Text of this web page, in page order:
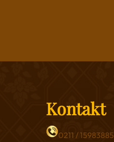
Kontakt
0211 / 15983885